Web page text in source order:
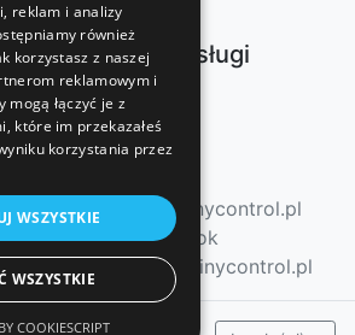
Nasze usługi
mqtt.ats.pl
info@tinycontrol.pl
Facebook
forum.tinycontrol.pl
reklam i analizy
również
korzystasz z naszej
reklamowym i
mogą łączyć je z
które im przekazałeś
korzystania przez
WSZYSTKIE
WSZYSTKIE
COOKIESCRIPT